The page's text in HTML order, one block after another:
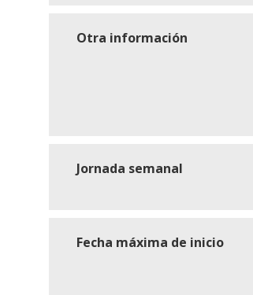
Otra información
Jornada semanal
Fecha máxima de inicio